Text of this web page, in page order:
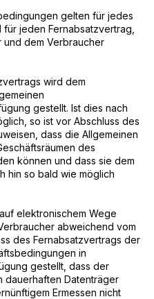
gelten für jedes
jeden Fernabsatzvertrag,
und dem Verbraucher
wird dem
gestellt. Ist dies nach
so ist vor Abschluss des
dass die Allgemeinen
des
können und dass sie dem
hin so bald wie möglich
elektronischem Wege
abweichend vom
des Fernabsatzvertrags der
in
gestellt, dass der
dauerhaften Datenträger
Ermessen nicht